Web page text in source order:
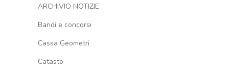
ARCHIVIO NOTIZIE
Bandi e concorsi
Cassa Geometri
Catasto